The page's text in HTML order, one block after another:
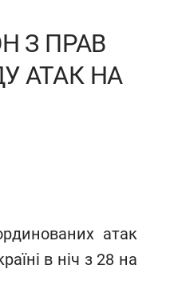
З ПРАВ
АТАК НА
атак
в ніч з 28 на